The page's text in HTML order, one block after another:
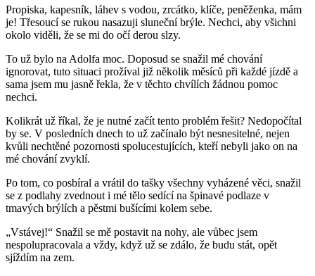
Propiska, kapesník, láhev s vodou, zrcátko, klíče, peněženka, mám
je! Třesoucí se rukou nasazuji sluneční brýle. Nechci, aby všichni
okolo viděli, že se mi do očí derou slzy.
To už bylo na Adolfa moc. Doposud se snažil mé chování
ignorovat, tuto situaci prožíval již několik měsíců při každé jízdě a
sama jsem mu jasně řekla, že v těchto chvílích žádnou pomoc
nechci.
Kolikrát už říkal, že je nutné začít tento problém řešit? Nedopočítal
by se. V posledních dnech to už začínalo být nesnesitelné, nejen
kvůli nechtěné pozornosti spolucestujících, kteří nebyli jako on na
mé chování zvyklí.
Po tom, co posbíral a vrátil do tašky všechny vyházené věci, snažil
se z podlahy zvednout i mé tělo sedící na špinavé podlaze v
tmavých brýlích a pěstmi bušícími kolem sebe.
„Vstávej!“ Snažil se mě postavit na nohy, ale vůbec jsem
nespolupracovala a vždy, když už se zdálo, že budu stát, opět
sjíždím na zem.